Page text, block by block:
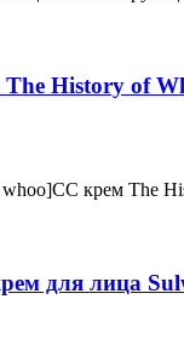
History of
крем The
для лица